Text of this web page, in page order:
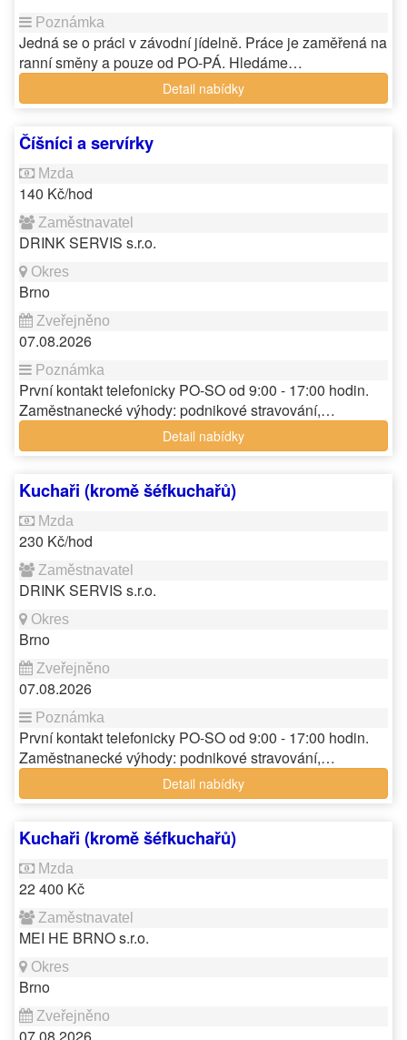
Jedná se o práci v závodní jídelně. Práce je zaměřená na
ranní směny a pouze od PO-PÁ. Hledáme…
Detail nabídky
Číšníci a servírky
140 Kč/hod
DRINK SERVIS s.r.o.
Brno
07.08.2026
První kontakt telefonicky PO-SO od 9:00 - 17:00 hodin.
Zaměstnanecké výhody: podnikové stravování,…
Detail nabídky
Kuchaři (kromě šéfkuchařů)
230 Kč/hod
DRINK SERVIS s.r.o.
Brno
07.08.2026
První kontakt telefonicky PO-SO od 9:00 - 17:00 hodin.
Zaměstnanecké výhody: podnikové stravování,…
Detail nabídky
Kuchaři (kromě šéfkuchařů)
22 400 Kč
MEI HE BRNO s.r.o.
Brno